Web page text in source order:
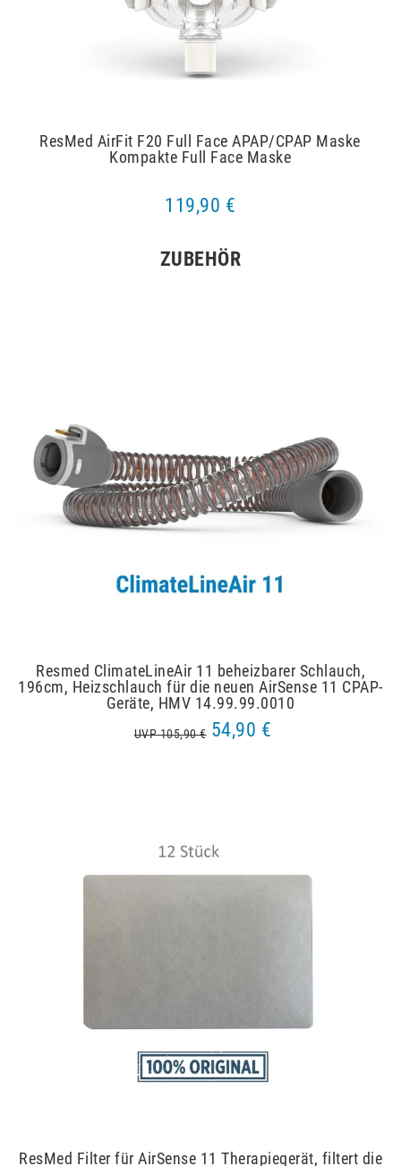
ResMed AirFit F20 Full Face APAP/CPAP Maske
Kompakte Full Face Maske
119,90 €
ZUBEHÖR
Resmed ClimateLineAir 11 beheizbarer Schlauch,
196cm, Heizschlauch für die neuen AirSense 11 CPAP-
Geräte, HMV 14.99.99.0010
UVP 105,90 € 54,90 €
ResMed Filter für AirSense 11 Therapiegerät, filtert die